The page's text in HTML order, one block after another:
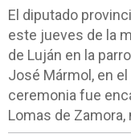
El diputado
este jueves de la
de Luján en la
José Mármol, en
ceremonia fue
Lomas de